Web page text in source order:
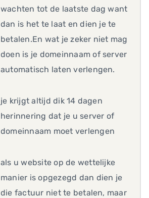
wachten tot de laatste dag want
dan is het te laat en dien je te
betalen.En wat je zeker niet mag
doen is je domeinnaam of server
automatisch laten verlengen.
je krijgt altijd dik 14 dagen
herinnering dat je u server of
domeinnaam moet verlengen
als u website op de wettelijke
manier is opgezegd dan dien je
die factuur niet te betalen, maar